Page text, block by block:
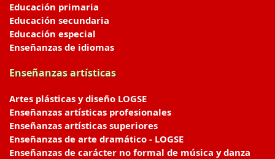
Educación primaria
Educación secundaria
Educación especial
Enseñanzas de idiomas
Enseñanzas artísticas
Artes plásticas y diseño LOGSE
Enseñanzas artísticas profesionales
Enseñanzas artísticas superiores
Enseñanzas de arte dramático - LOGSE
Enseñanzas de carácter no formal de música y danza